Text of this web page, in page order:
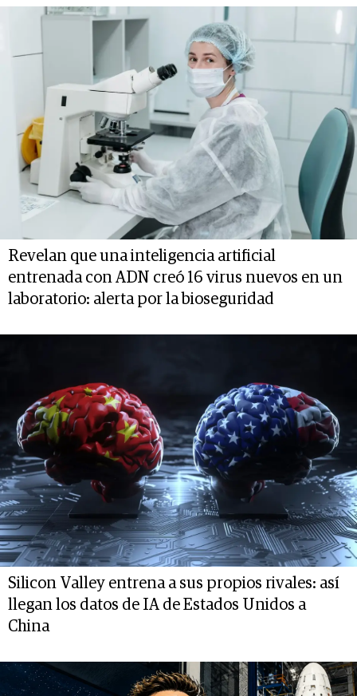
Revelan que una inteligencia artificial
entrenada con ADN creó 16 virus nuevos en un
laboratorio: alerta por la bioseguridad
Silicon Valley entrena a sus propios rivales: así
llegan los datos de IA de Estados Unidos a
China